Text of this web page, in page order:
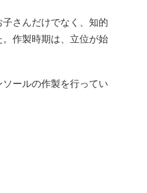
さんだけでなく、知的
作製時期は、立位が始
ールの作製を行ってい